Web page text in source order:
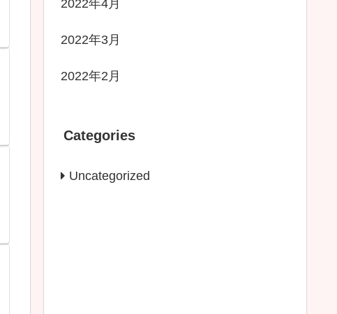
2022年4月
2022年3月
2022年2月
Categories
Uncategorized